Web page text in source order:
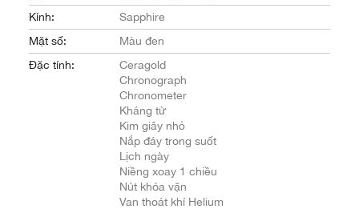
Kính:
Sapphire
Mặt số:
Màu đen
Đặc tính:
Ceragold
Chronograph
Chronometer
Kháng từ
Kim giây nhỏ
Nắp đáy trong suốt
Lịch ngày
Niềng xoay 1 chiều
Nút khóa vặn
Van thoát khí Helium